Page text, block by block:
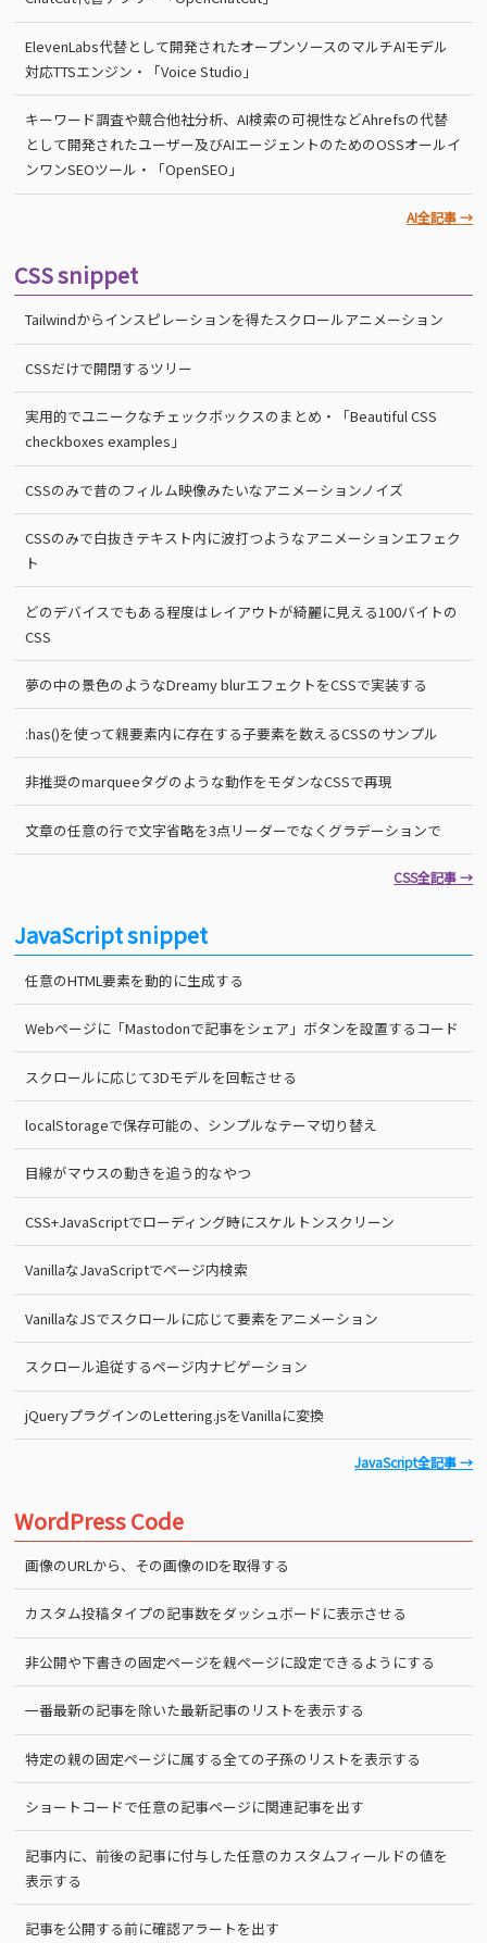
ElevenLabs代替として開発されたオープンソースのマルチAIモデル
対応TTSエンジン・「Voice Studio」
キーワード調査や競合他社分析、AI検索の可視性などAhrefsの代替
として開発されたユーザー及びAIエージェントのためのOSSオールイ
ンワンSEOツール・「OpenSEO」
AI全記事 →
CSS snippet
Tailwindからインスピレーションを得たスクロールアニメーション
CSSだけで開閉するツリー
実用的でユニークなチェックボックスのまとめ・「Beautiful CSS
checkboxes examples」
CSSのみで昔のフィルム映像みたいなアニメーションノイズ
CSSのみで白抜きテキスト内に波打つようなアニメーションエフェク
ト
どのデバイスでもある程度はレイアウトが綺麗に見える100バイトの
CSS
夢の中の景色のようなDreamy blurエフェクトをCSSで実装する
:has()を使って親要素内に存在する子要素を数えるCSSのサンプル
非推奨のmarqueeタグのような動作をモダンなCSSで再現
文章の任意の行で文字省略を3点リーダーでなくグラデーションで
CSS全記事 →
JavaScript snippet
任意のHTML要素を動的に生成する
Webページに「Mastodonで記事をシェア」ボタンを設置するコード
スクロールに応じて3Dモデルを回転させる
localStorageで保存可能の、シンプルなテーマ切り替え
目線がマウスの動きを追う的なやつ
CSS+JavaScriptでローディング時にスケルトンスクリーン
VanillaなJavaScriptでページ内検索
VanillaなJSでスクロールに応じて要素をアニメーション
スクロール追従するページ内ナビゲーション
jQueryプラグインのLettering.jsをVanillaに変換
JavaScript全記事 →
WordPress Code
画像のURLから、その画像のIDを取得する
カスタム投稿タイプの記事数をダッシュボードに表示させる
非公開や下書きの固定ページを親ページに設定できるようにする
一番最新の記事を除いた最新記事のリストを表示する
特定の親の固定ページに属する全ての子孫のリストを表示する
ショートコードで任意の記事ページに関連記事を出す
記事内に、前後の記事に付与した任意のカスタムフィールドの値を
表示する
記事を公開する前に確認アラートを出す